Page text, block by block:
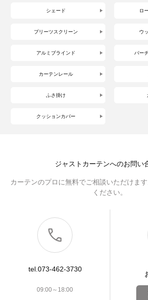
シェード ロ
プリーツスクリーン ウ
アルミブラインド バー
カーテンレール
ふさ掛け
クッションカバー
ジャストカーテンへのお問い
カーテンのプロに無料でご相談いただけま
ください。
tel.073-462-3730
09:00～18:00